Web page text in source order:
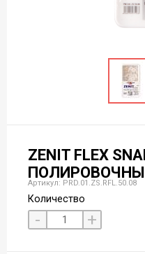
ZENIT FLEX
Артикул: PRD.01.ZS.RFL.50.08
Количество
- +